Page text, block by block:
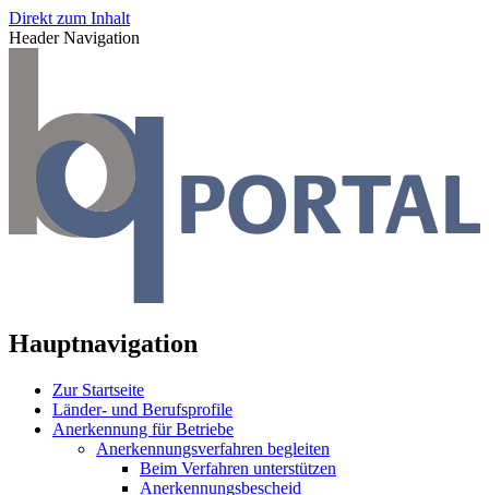
Direkt zum Inhalt
Header Navigation
Hauptnavigation
Zur Startseite
Länder- und Berufsprofile
Anerkennung für Betriebe
Anerkennungsverfahren begleiten
Beim Verfahren unterstützen
Anerkennungsbescheid